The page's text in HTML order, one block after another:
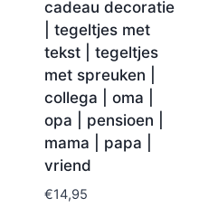
cadeau decoratie
| tegeltjes met
tekst | tegeltjes
met spreuken |
collega | oma |
opa | pensioen |
mama | papa |
vriend
€14,95